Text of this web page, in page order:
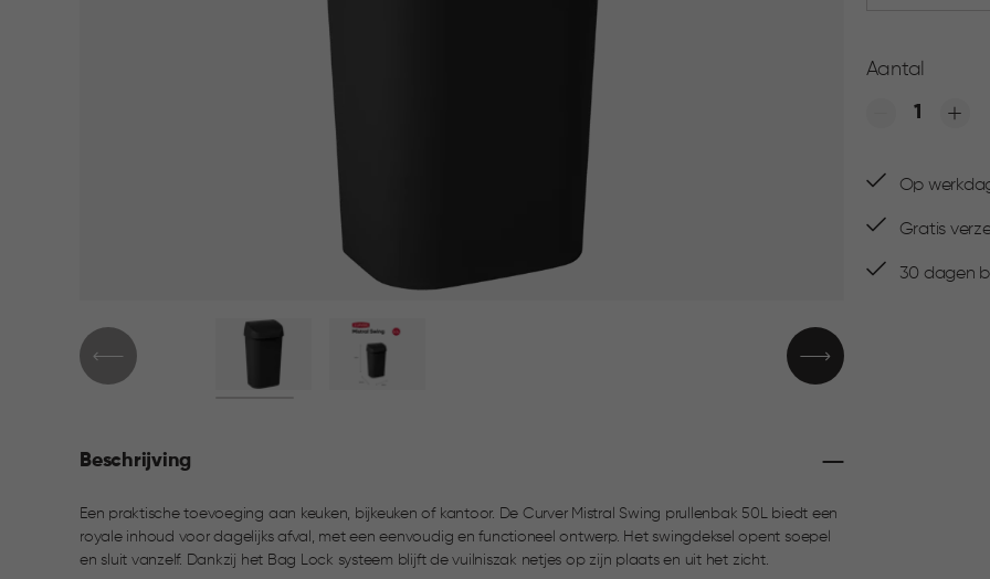
Aantal
Quantity:
Op
Gratis
30 dagen
Beschrijving
Een praktische toevoeging aan keuken, bijkeuken of kantoor. De Curver Mistral Swing prullenbak 50L biedt een
royale inhoud voor dagelijks afval, met een eenvoudig en functioneel ontwerp. Het swingdeksel opent soepel
en sluit vanzelf. Dankzij het Bag Lock systeem blijft de vuilniszak netjes op zijn plaats en uit het zicht.